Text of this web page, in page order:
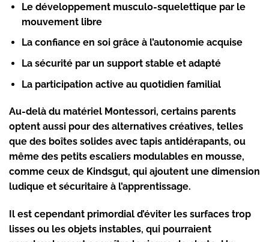
Le développement musculo-squelettique par le
mouvement libre
La confiance en soi grâce à l’autonomie acquise
La sécurité par un support stable et adapté
La participation active au quotidien familial
Au-delà du matériel Montessori, certains parents
optent aussi pour des alternatives créatives, telles
que des boîtes solides avec tapis antidérapants, ou
même des petits escaliers modulables en mousse,
comme ceux de Kindsgut, qui ajoutent une dimension
ludique et sécuritaire à l’apprentissage.
Il est cependant primordial d’éviter les surfaces trop
lisses ou les objets instables, qui pourraient